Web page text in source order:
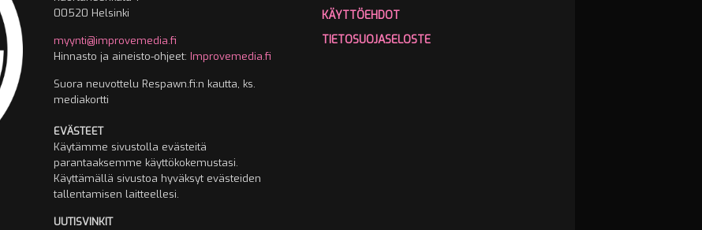
00520 Helsinki
myynti@improvemedia.fi
Hinnasto ja aineisto-ohjeet: Improvemedia.fi
Suora neuvottelu Respawn.fi:n kautta, ks.
mediakortti
EVÄSTEET
Käytämme sivustolla evästeitä
parantaaksemme käyttökokemustasi.
Käyttämällä sivustoa hyväksyt evästeiden
tallentamisen laitteellesi.
UUTISVINKIT
KÄYTTÖEHDOT
TIETOSUOJASELOSTE